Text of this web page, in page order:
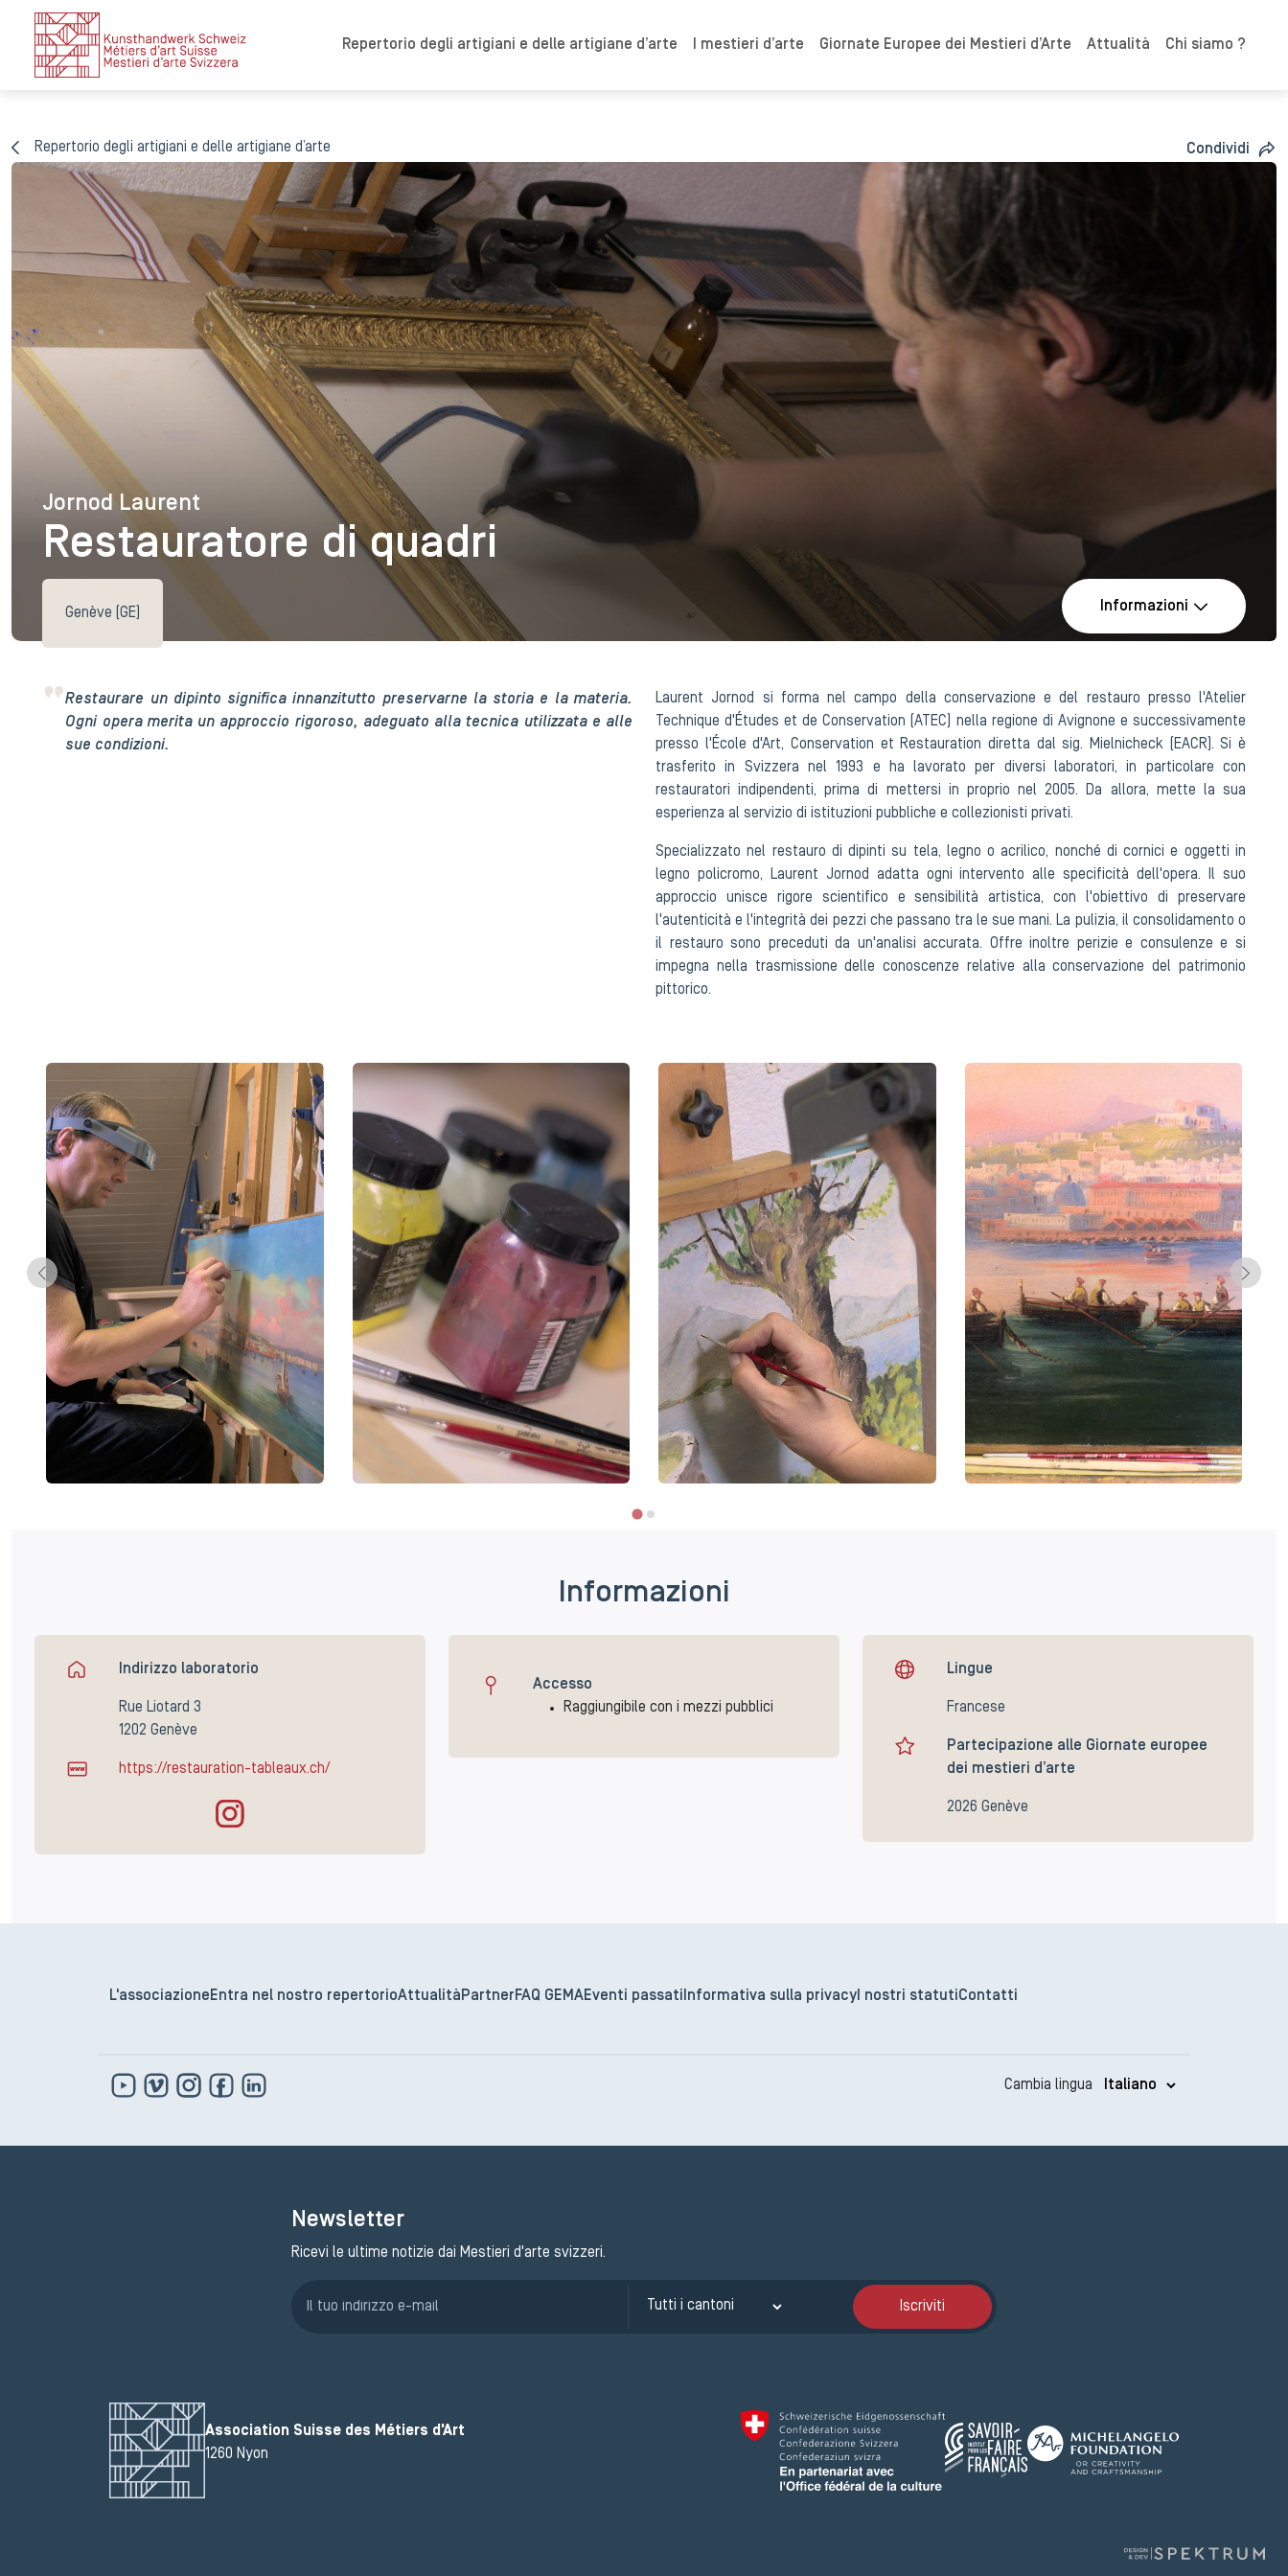
Repertorio degli artigiani e delle artigiane d’arte I mestieri d’arte Giornate Europee dei Mestieri d’Arte Attualità Chi siamo ?
Repertorio degli artigiani e delle artigiane d’arte Condividi
Jornod Laurent
Jornod Laurent
Restauratore di quadri
Genève (GE)
Informazioni
Restaurare un dipinto significa innanzitutto preservarne la storia e la materia.
Ogni opera merita un approccio rigoroso, adeguato alla tecnica utilizzata e alle
sue condizioni.
Laurent Jornod si forma nel campo della conservazione e del restauro presso l'Atelier
Technique d'Études et de Conservation (ATEC) nella regione di Avignone e successivamente
presso l'École d'Art, Conservation et Restauration diretta dal sig. Mielnicheck (EACR). Si è
trasferito in Svizzera nel 1993 e ha lavorato per diversi laboratori, in particolare con
restauratori indipendenti, prima di mettersi in proprio nel 2005. Da allora, mette la sua
esperienza al servizio di istituzioni pubbliche e collezionisti privati.
Specializzato nel restauro di dipinti su tela, legno o acrilico, nonché di cornici e oggetti in
legno policromo, Laurent Jornod adatta ogni intervento alle specificità dell'opera. Il suo
approccio unisce rigore scientifico e sensibilità artistica, con l'obiettivo di preservare
l'autenticità e l'integrità dei pezzi che passano tra le sue mani. La pulizia, il consolidamento o
il restauro sono preceduti da un'analisi accurata. Offre inoltre perizie e consulenze e si
impegna nella trasmissione delle conoscenze relative alla conservazione del patrimonio
pittorico.
Informazioni
Indirizzo laboratorio
Rue Liotard 3
1202 Genève
https://restauration-tableaux.ch/
Accesso
Raggiungibile con i mezzi pubblici
Lingue
Francese
Partecipazione alle Giornate europee
dei mestieri d’arte
2026 Genève
L'associazione Entra nel nostro repertorioAttualità Partner FAQ GEMAEventi passati Informativa sulla privacy I nostri statutiContatti
Cambia lingua
Newsletter
Ricevi le ultime notizie dai Mestieri d'arte svizzeri.
Iscriviti
Association Suisse des Métiers d'Art
1260 Nyon